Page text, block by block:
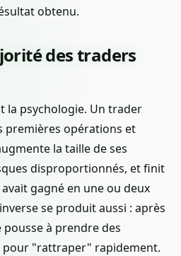
obtenu.
des traders
la psychologie. Un trader
premières opérations et
la taille de ses
disproportionnés, et finit
gagné en une ou deux
se produit aussi : après
à prendre des
"rattraper" rapidement.